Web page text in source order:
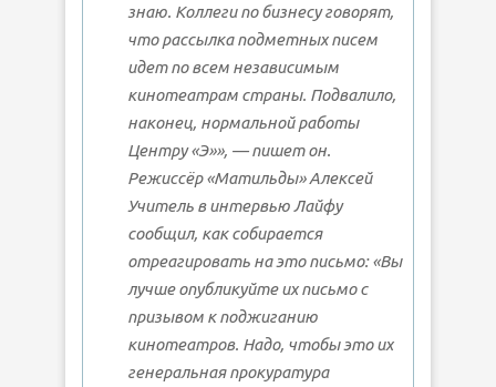
знаю. Коллеги по бизнесу говорят,
что рассылка подметных писем
идет по всем независимым
кинотеатрам страны. Подвалило,
наконец, нормальной работы
Центру «Э»», — пишет он.
Режиссёр «Матильды» Алексей
Учитель в интервью Лайфу
сообщил, как собирается
отреагировать на это письмо: «Вы
лучше опубликуйте их письмо с
призывом к поджиганию
кинотеатров. Надо, чтобы это их
генеральная прокуратура